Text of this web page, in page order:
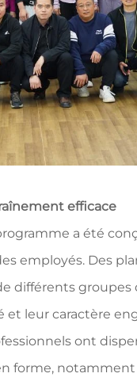
efficace
a été
employés. Des
différents
et leur caractère
ont
forme,